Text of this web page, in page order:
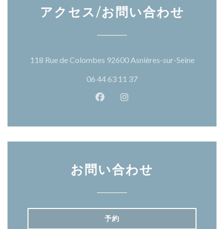
アクセス/お問い合わせ
118 Rue de Colombes 92600 Asnières-sur-Seine((新し
06 44 63 11 37
Facebook ((新しいウィンドウ
Instagram ((新しいウィ
お問い合わせ
予約